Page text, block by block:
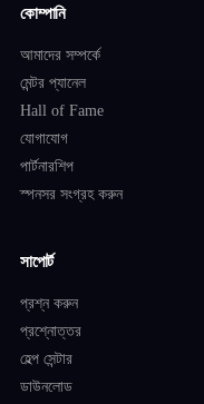
কোম্পানি
আমাদের সম্পর্কে
মেন্টর প্যানেল
Hall of Fame
যোগাযোগ
পার্টনারশিপ
স্পনসর সংগ্রহ করুন
সাপোর্ট
প্রশ্ন করুন
প্রশ্নোত্তর
হেল্প সেন্টার
ডাউনলোড